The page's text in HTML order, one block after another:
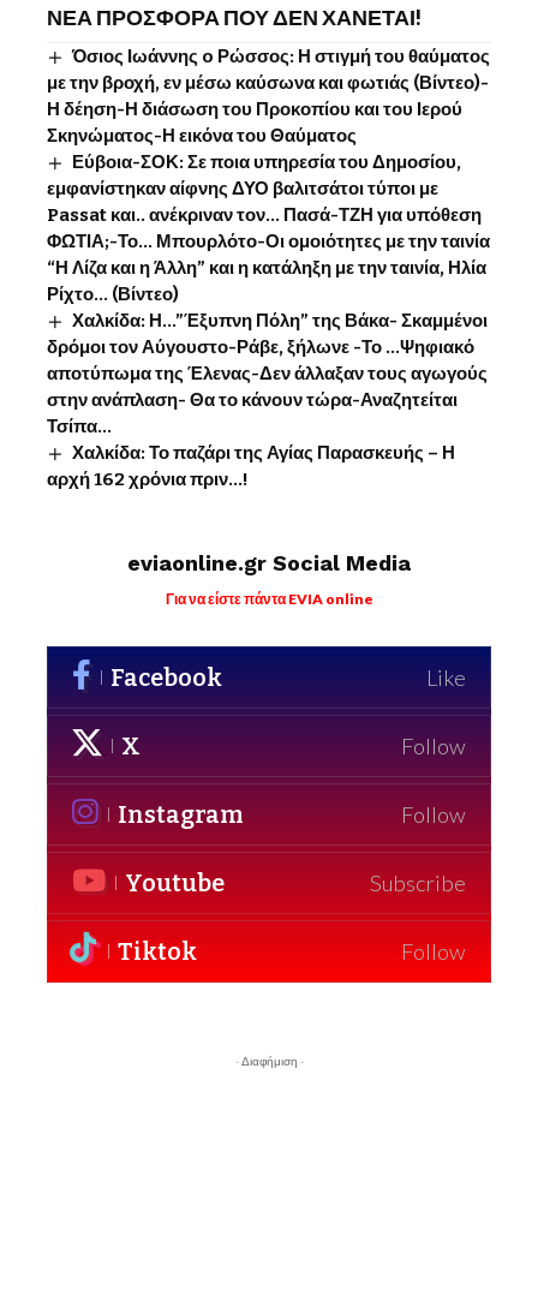
ΝΕΑ ΠΡΟΣΦΟΡΑ ΠΟΥ ΔΕΝ ΧΑΝΕΤΑΙ!
Όσιος Ιωάννης o Ρώσσος: Η στιγμή του θαύματος
με την βροχή, εν μέσω καύσωνα και φωτιάς (Βίντεο)-
Η δέηση-Η διάσωση του Προκοπίου και του Ιερού
Σκηνώματος-Η εικόνα του Θαύματος
Εύβοια-ΣΟΚ: Σε ποια υπηρεσία του Δημοσίου,
εμφανίστηκαν αίφνης ΔΥΟ βαλιτσάτοι τύποι με
Passat και.. ανέκριναν τον… Πασά-ΤΖΗ για υπόθεση
ΦΩΤΙΑ;-Το… Μπουρλότο-Οι ομοιότητες με την ταινία
“Η Λίζα και η Άλλη” και η κατάληξη με την ταινία, Ηλία
Ρίχτο… (Βίντεο)
Χαλκίδα: Η…”Έξυπνη Πόλη” της Βάκα- Σκαμμένοι
δρόμοι τον Αύγουστο-Ράβε, ξήλωνε -Το …Ψηφιακό
αποτύπωμα της Έλενας-Δεν άλλαξαν τους αγωγούς
στην ανάπλαση- Θα το κάνουν τώρα-Αναζητείται
Τσίπα…
Χαλκίδα: Το παζάρι της Αγίας Παρασκευής – Η
αρχή 162 χρόνια πριν…!
eviaonline.gr Social Media
Για να είστε πάντα EVIA online
Facebook Like
X Follow
Instagram Follow
Youtube Subscribe
Tiktok Follow
- Διαφήμιση -